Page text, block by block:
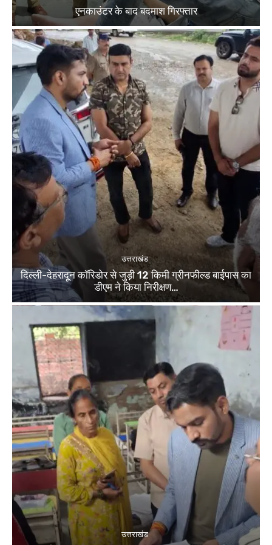
एनकाउंटर के बाद बदमाश गिरफ्तार
उत्तराखंड
दिल्ली-देहरादून कॉरिडोर से जुड़ी 12 किमी ग्रीनफील्ड बाईपास का
डीएम ने किया निरीक्षण…
उत्तराखंड